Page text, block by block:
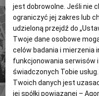
4 miliony
Zyskaj dostęp do
jest dobrowolne. Jeśli nie
ograniczyć jej zakres lub
udzieloną przejdź do
Twoje dane osobowe
celów badania i
funkcjonowania serwisów i
świadczonych Tobie
Twoich danych jest
jej spółki powiązanej –